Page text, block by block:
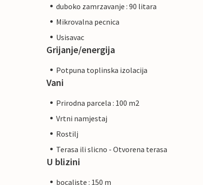
duboko zamrzavanje : 90 litara
Mikrovalna pecnica
Usisavac
Grijanje/energija
Potpuna toplinska izolacija
Vani
Prirodna parcela : 100 m2
Vrtni namjestaj
Rostilj
Terasa ili slicno - Otvorena terasa
U blizini
bocaliste : 150 m